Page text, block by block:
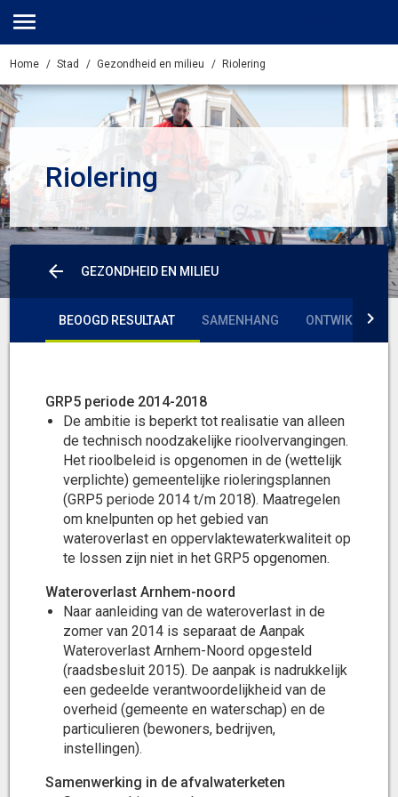
Home Stad Gezondheid en milieu Riolering
Riolering
GEZONDHEID EN MILIEU
BEOOGD RESULTAAT SAMENHANG
GRP5 periode 2014-2018
De ambitie is beperkt tot realisatie van alleen
de technisch noodzakelijke rioolvervangingen.
Het rioolbeleid is opgenomen in de (wettelijk
verplichte) gemeentelijke rioleringsplannen
(GRP5 periode 2014 t/m 2018). Maatregelen
om knelpunten op het gebied van
wateroverlast en oppervlaktewaterkwaliteit op
te lossen zijn niet in het GRP5 opgenomen.
Wateroverlast Arnhem-noord
Naar aanleiding van de wateroverlast in de
zomer van 2014 is separaat de Aanpak
Wateroverlast Arnhem-Noord opgesteld
(raadsbesluit 2015). De aanpak is nadrukkelijk
een gedeelde verantwoordelijkheid van de
overheid (gemeente en waterschap) en de
particulieren (bewoners, bedrijven,
instellingen).
Samenwerking in de afvalwaterketen